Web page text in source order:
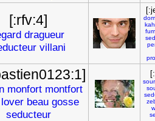
[:rfv:4]
dragueur
villani
monfort montfort
lover beau gosse
seducteur